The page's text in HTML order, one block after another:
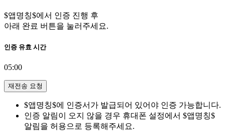
$앱명칭$에서 인증 진행 후
아래 완료 버튼을 눌러주세요.
인증 유효 시간
05:00
재전송 요청
$앱명칭$에 인증서가 발급되어 있어야 인증 가능합니다.
인증 알림이 오지 않을 경우 휴대폰 설정에서 $앱명칭$
알림을 허용으로 등록해주세요.